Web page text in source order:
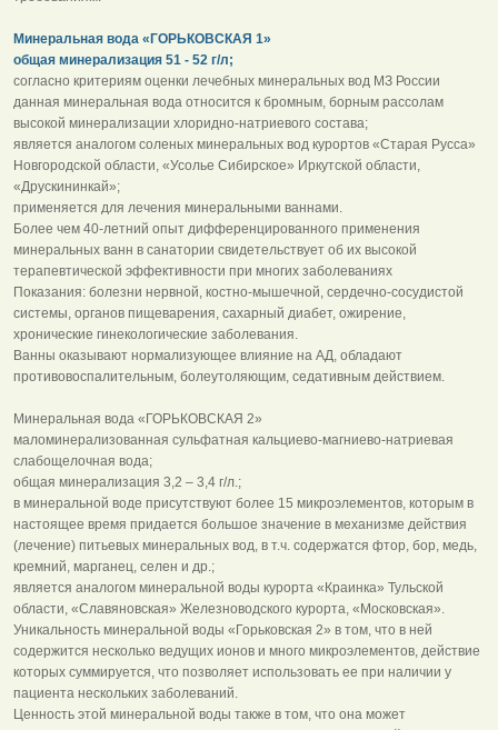
Минеральная вода «ГОРЬКОВСКАЯ 1»
общая минерализация 51 - 52 г/л;
согласно критериям оценки лечебных минеральных вод МЗ России
данная минеральная вода относится к бромным, борным рассолам
высокой минерализации хлоридно-натриевого состава;
является аналогом соленых минеральных вод курортов «Старая Русса»
Новгородской области, «Усолье Сибирское» Иркутской области,
«Друскининкай»;
применяется для лечения минеральными ваннами.
Более чем 40-летний опыт дифференцированного применения
минеральных ванн в санатории свидетельствует об их высокой
терапевтической эффективности при многих заболеваниях
Показания: болезни нервной, костно-мышечной, сердечно-сосудистой
системы, органов пищеварения, сахарный диабет, ожирение,
хронические гинекологические заболевания.
Ванны оказывают нормализующее влияние на АД, обладают
противовоспалительным, болеутоляющим, седативным действием.
Минеральная вода «ГОРЬКОВСКАЯ 2»
маломинерализованная сульфатная кальциево-магниево-натриевая
слабощелочная вода;
общая минерализация 3,2 – 3,4 г/л.;
в минеральной воде присутствуют более 15 микроэлементов, которым в
настоящее время придается большое значение в механизме действия
(лечение) питьевых минеральных вод, в т.ч. содержатся фтор, бор, медь,
кремний, марганец, селен и др.;
является аналогом минеральной воды курорта «Краинка» Тульской
области, «Славяновская» Железноводского курорта, «Московская».
Уникальность минеральной воды «Горьковская 2» в том, что в ней
содержится несколько ведущих ионов и много микроэлементов, действие
которых суммируется, что позволяет использовать ее при наличии у
пациента нескольких заболеваний.
Ценность этой минеральной воды также в том, что она может